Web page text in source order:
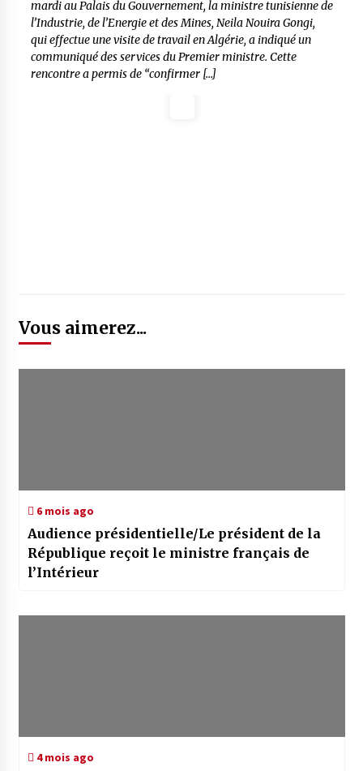
mardi au Palais du Gouvernement, la ministre tunisienne de
l’Industrie, de l’Energie et des Mines, Neila Nouira Gongi,
qui effectue une visite de travail en Algérie, a indiqué un
communiqué des services du Premier ministre. Cette
rencontre a permis de “confirmer […]
Vous aimerez...
6 mois ago
Audience présidentielle/Le président de la
République reçoit le ministre français de
l’Intérieur
4 mois ago